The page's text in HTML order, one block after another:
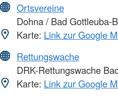
Ortsvereine
Dohna / Bad Gottleuba-
Karte: Link zur Google
Rettungswache
DRK-Rettungswache
Karte: Link zur Google